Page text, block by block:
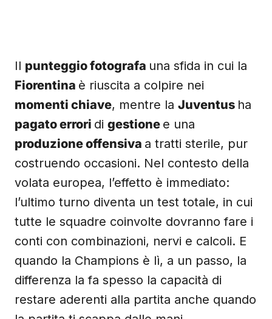
Il punteggio fotografa una sfida in cui la
Fiorentina è riuscita a colpire nei
momenti chiave, mentre la Juventus ha
pagato errori di gestione e una
produzione offensiva a tratti sterile, pur
costruendo occasioni. Nel contesto della
volata europea, l’effetto è immediato:
l’ultimo turno diventa un test totale, in cui
tutte le squadre coinvolte dovranno fare i
conti con combinazioni, nervi e calcoli. E
quando la Champions è lì, a un passo, la
differenza la fa spesso la capacità di
restare aderenti alla partita anche quando